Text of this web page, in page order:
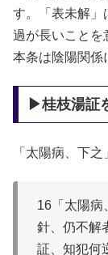
す。「表未解」
過が長いことを
本条は陰陽関係
▶桂枝湯証
「太陽病、下
16「太陽病
針、仍不解
証、知犯何